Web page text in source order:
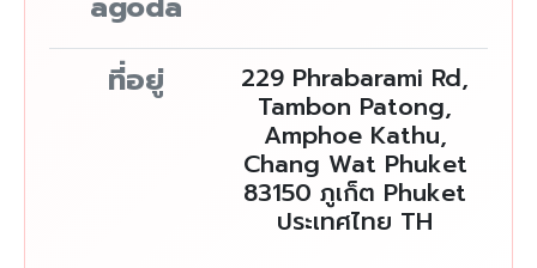
ที่อยู่
229 Phrabarami Rd,
Tambon Patong,
Amphoe Kathu,
Chang Wat Phuket
83150 ภูเก็ต Phuket
ประเทศไทย TH